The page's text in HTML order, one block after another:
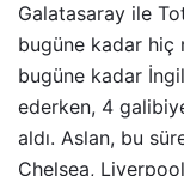
Galatasaray ile
bugüne kadar hiç
bugüne kadar
ederken, 4
aldı. Aslan, bu
Chelsea,